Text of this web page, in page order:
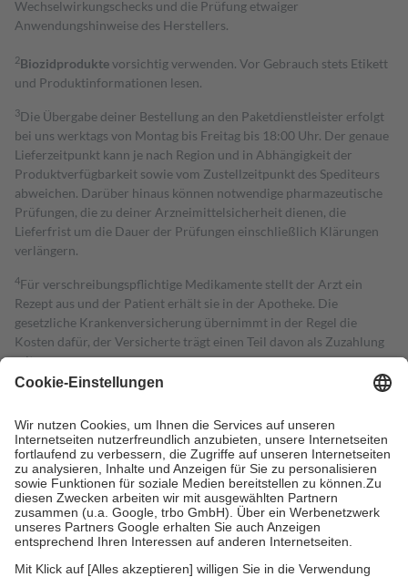
Wechselwirkungschecks und die Prüfung etwaiger
Anwendungshinweise des Herstellers.
2Biozidproduktevorsichtig verwenden. Vor Gebrauch stets Etikett
und Produktinformationen lesen.
3Die Übergabe deiner Bestellung an den Paketdienstleister erfolgt
bei uns werktags von Montag bis Freitag bis 18:00 Uhr. Der genaue
Lieferzeitpunkt kann je nach Region und in Abhängigkeit der
Produktverfügbarkeit sowie vom Zustellzeitpunkt des Spediteurs
abweichen. Darüber hinaus können notwendige pharmazeutische
Prüfungen, die zu deiner Arzneimittelsicherheit dienen, die
Lieferfrist um die Dauer der Prüfungen einschließlich Klärungen
verlängern.
4Für verschreibungspflichtige Medikamente stellt der Arzt ein
Rezept aus und der Patient erhält sie in der Apotheke. Die
gesetzliche Krankenversicherung übernimmt in der Regel die
Kosten dafür, der Versicherte trägt einen Teil davon als Zuzahlung
mit.
Grundsätzlich leisten Mitglieder Zuzahlungen in Höhe von zehn
höchstens zehn Euro.
Es sind jedoch nie mehr als die tatsächlichen
Kosten der Leistung zu entrichten.
Diese Regeln gelten grundsätzlich auch für Online-Apotheken.
Bei Heilmitteln und häuslicher Krankenpflege beträgt die
Zuzahlung zehn Prozent der Kosten sowie zehn Euro je
Verordnung.
Um das Engagement der Versicherten für ihre eigene Gesundheit zu
stärken und die besondere Stellung der Familie zu unterstützen,
fallenkeine Zuzahlungenan bei: